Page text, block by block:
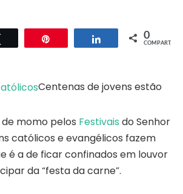
Compartilhar
0
COMPART.
Centenas de jovens estão
de momo pelos Festivais do Senhor
católicos e evangélicos fazem
é a de ficar confinados em louvor
da “festa da carne”.